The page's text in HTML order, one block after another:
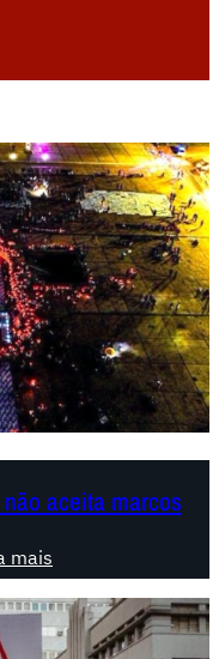
aceita marcos
mais
B
r
a